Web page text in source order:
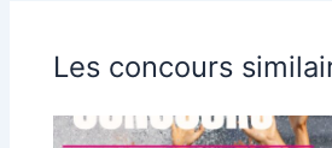
Les concours